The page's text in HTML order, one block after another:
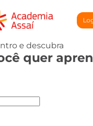
e descubra
quer